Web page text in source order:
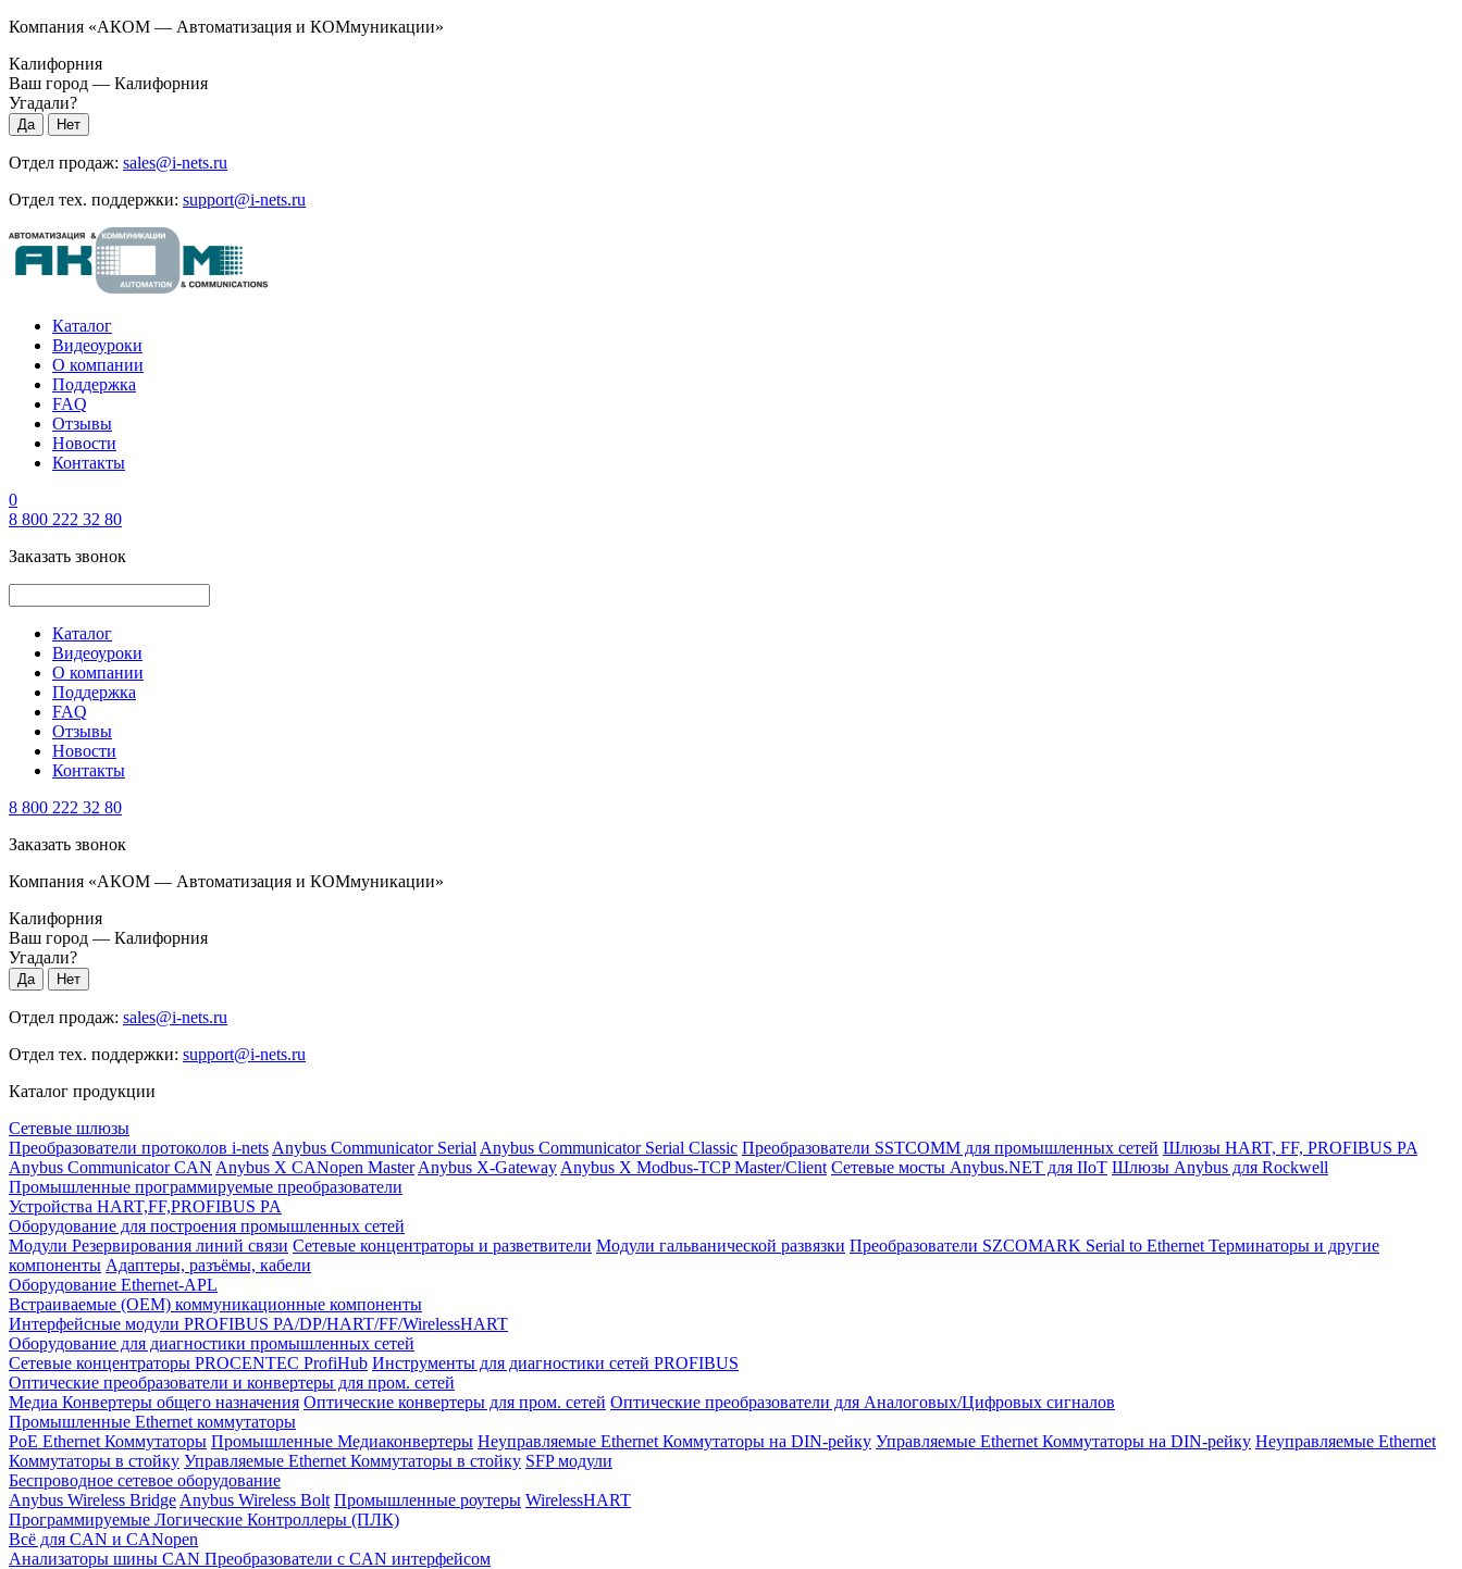
Компания «АКОМ — Автоматизация и КОМмуникации»
Калифорния
Ваш город — Калифорния
Угадали?
Отдел продаж: sales@i-nets.ru
Отдел тех. поддержки: support@i-nets.ru
Каталог
Видеоуроки
О компании
Поддержка
FAQ
Отзывы
Новости
Контакты
0
8 800 222 32 80
Заказать звонок
Каталог
Видеоуроки
О компании
Поддержка
FAQ
Отзывы
Новости
Контакты
8 800 222 32 80
Заказать звонок
Компания «АКОМ — Автоматизация и КОМмуникации»
Калифорния
Ваш город — Калифорния
Угадали?
Отдел продаж: sales@i-nets.ru
Отдел тех. поддержки: support@i-nets.ru
Каталог продукции
Сетевые шлюзы
Преобразователи протоколов i-nets Anybus Communicator Serial Anybus Communicator Serial Classic Преобразователи SSTCOMM для промышленных сетей Шлюзы HART, FF, PROFIBUS PA
Anybus Communicator CAN Anybus X CANopen Master Anybus X-Gateway Anybus X Modbus-TCP Master/Client Сетевые мосты Anybus.NET для IIoT Шлюзы Anybus для Rockwell
Промышленные программируемые преобразователи
Устройства HART,FF,PROFIBUS PA
Оборудование для построения промышленных сетей
Модули Резервирования линий связи Сетевые концентраторы и разветвители Модули гальванической развязки Преобразователи SZCOMARK Serial to Ethernet Терминаторы и другие
компоненты Адаптеры, разъёмы, кабели
Оборудование Ethernet-APL
Встраиваемые (OEM) коммуникационные компоненты
Интерфейсные модули PROFIBUS PA/DP/HART/FF/WirelessHART
Оборудование для диагностики промышленных сетей
Сетевые концентраторы PROCENTEC ProfiHub Инструменты для диагностики сетей PROFIBUS
Оптические преобразователи и конвертеры для пром. сетей
Медиа Конвертеры общего назначения Оптические конвертеры для пром. сетей Оптические преобразователи для Аналоговых/Цифровых сигналов
Промышленные Ethernet коммутаторы
PoE Ethernet Коммутаторы Промышленные Медиаконвертеры Неуправляемые Ethernet Коммутаторы на DIN-рейку Управляемые Ethernet Коммутаторы на DIN-рейку Неуправляемые Ethernet
Коммутаторы в стойку Управляемые Ethernet Коммутаторы в стойку SFP модули
Беспроводное сетевое оборудование
Anybus Wireless Bridge Anybus Wireless Bolt Промышленные роутеры WirelessHART
Программируемые Логические Контроллеры (ПЛК)
Всё для CAN и CANopen
Анализаторы шины CAN Преобразователи с CAN интерфейсом